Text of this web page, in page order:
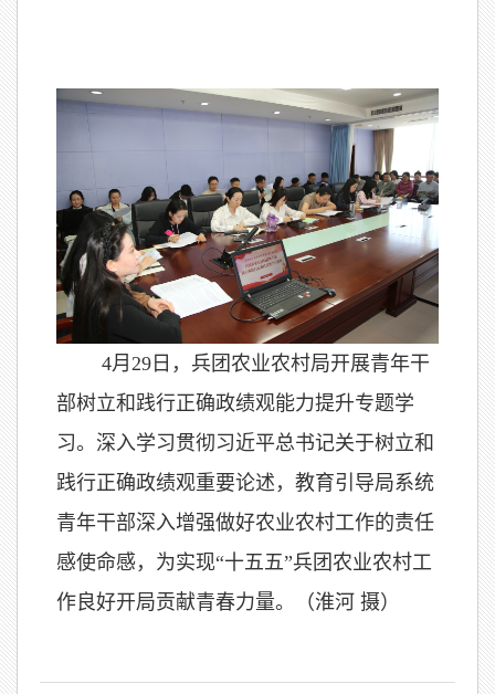
4月29日，兵团农业农村局开展青年干
部树立和践行正确政绩观能力提升专题学
习。深入学习贯彻习近平总书记关于树立和
践行正确政绩观重要论述，教育引导局系统
青年干部深入增强做好农业农村工作的责任
感使命感，为实现“十五五”兵团农业农村工
作良好开局贡献青春力量。（淮河 摄）